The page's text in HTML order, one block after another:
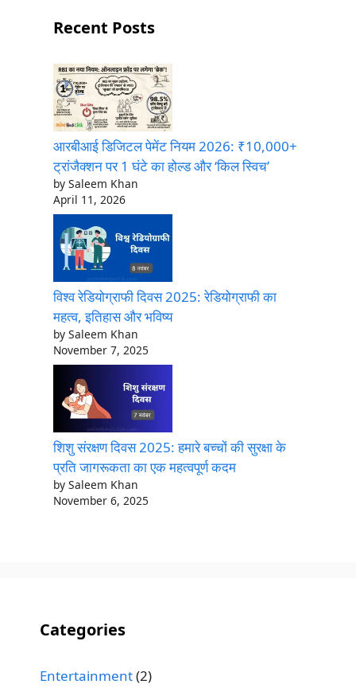
Recent Posts
आरबीआई डिजिटल पेमेंट नियम 2026: ₹10,000+
ट्रांजैक्शन पर 1 घंटे का होल्ड और ‘किल स्विच’
by Saleem Khan
April 11, 2026
विश्व रेडियोग्राफी दिवस 2025: रेडियोग्राफी का
महत्व, इतिहास और भविष्य
by Saleem Khan
November 7, 2025
शिशु संरक्षण दिवस 2025: हमारे बच्चों की सुरक्षा के
प्रति जागरूकता का एक महत्वपूर्ण कदम
by Saleem Khan
November 6, 2025
Categories
Entertainment(2)